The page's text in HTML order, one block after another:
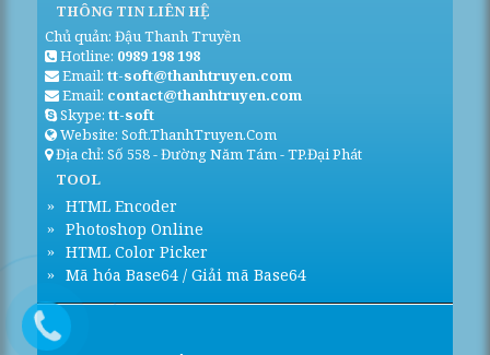
THÔNG TIN LIÊN HỆ
Chủ quản: Đậu Thanh Truyền
Hotline: 0989 198 198
Email:tt-soft@thanhtruyen.com
Email: contact@thanhtruyen.com
Skype:tt-soft
Website: Soft.ThanhTruyen.Com
Địa chỉ: Số 558 - Đường Năm Tám - TP.Đại Phát
TOOL
HTML Encoder
Photoshop Online
HTML Color Picker
Mã hóa Base64 / Giải mã Base64